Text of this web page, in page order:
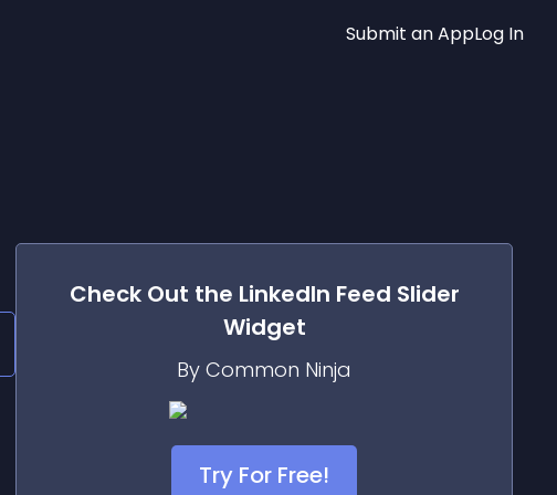
Submit an AppLog In
Check Out the LinkedIn Feed Slider
Widget
By Common Ninja
Try For Free!